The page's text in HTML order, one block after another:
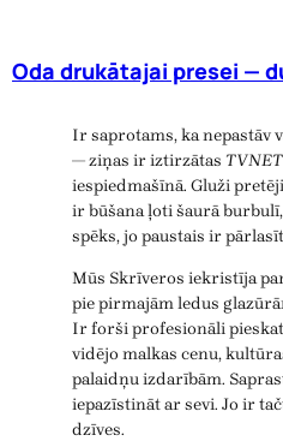
Oda drukātajai presei —
Ir saprotams, ka nepastāv
— ziņas ir iztirzātas TVNET
iespiedmašīnā. Gluži
ir būšana ļoti šaurā
spēks, jo paustais ir
Mūs Skrīveros iekristīja
pie pirmajām ledus
Ir forši profesionāli
vidējo malkas cenu,
palaidņu izdarībām.
iepazīstināt ar sevi. Jo ir
dzīves.